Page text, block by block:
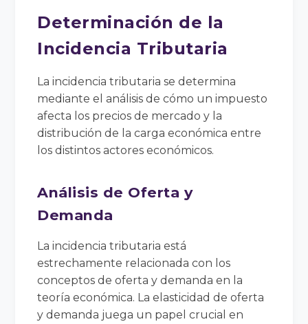
Determinación de la
Incidencia Tributaria
La incidencia tributaria se determina
mediante el análisis de cómo un impuesto
afecta los precios de mercado y la
distribución de la carga económica entre
los distintos actores económicos.
Análisis de Oferta y
Demanda
La incidencia tributaria está
estrechamente relacionada con los
conceptos de oferta y demanda en la
teoría económica. La elasticidad de oferta
y demanda juega un papel crucial en